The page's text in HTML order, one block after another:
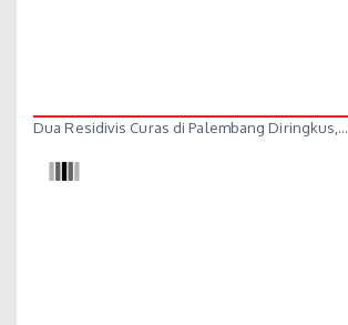
Dua Residivis Curas di Palembang Diringkus,…